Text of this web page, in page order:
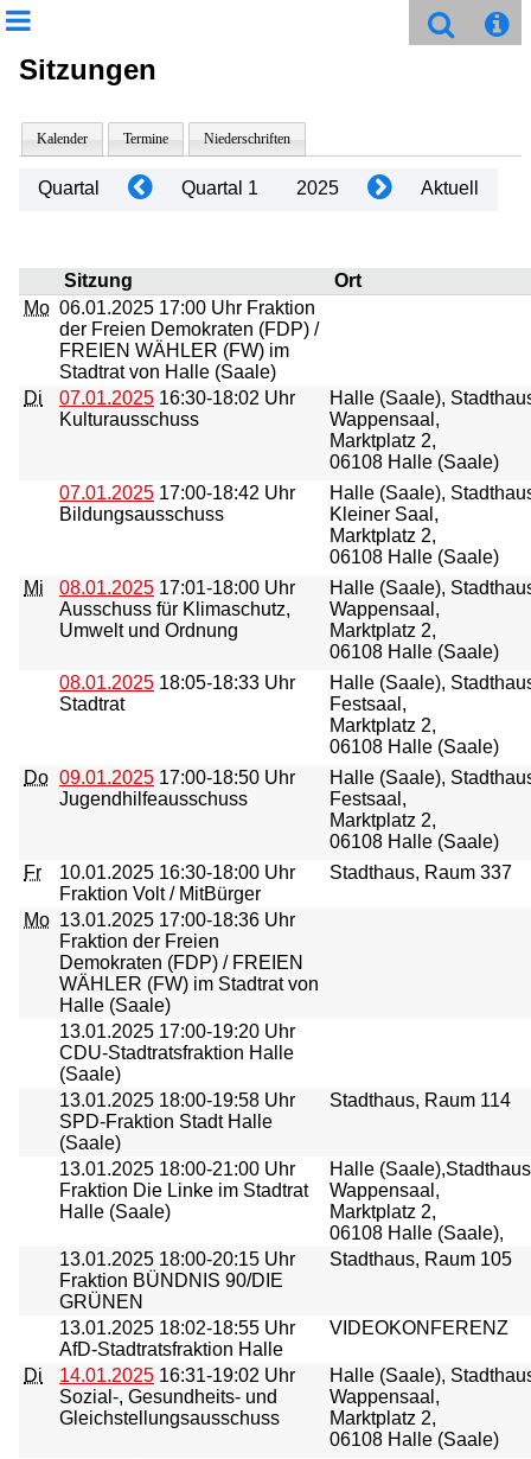
Sitzungen
Kalender Termine Niederschriften
Quartal Quartal 1 2025 Aktuell
Sitzung
Ort
Mo 06.01.2025 17:00 Uhr Fraktion
der Freien Demokraten (FDP) /
FREIEN WÄHLER (FW) im
Stadtrat von Halle (Saale)
Di
07.01.2025 16:30-18:02 Uhr
Kulturausschuss
Halle (Saale),
Wappensaal,
Marktplatz 2,
06108 Halle (Saale)
07.01.2025 17:00-18:42 Uhr
Bildungsausschuss
Halle (Saale),
Kleiner Saal,
Marktplatz 2,
06108 Halle (Saale)
Mi
08.01.2025 17:01-18:00 Uhr
Ausschuss für Klimaschutz,
Umwelt und Ordnung
Halle (Saale),
Wappensaal,
Marktplatz 2,
06108 Halle (Saale)
08.01.2025 18:05-18:33 Uhr
Stadtrat
Halle (Saale),
Festsaal,
Marktplatz 2,
06108 Halle (Saale)
Do 09.01.2025 17:00-18:50 Uhr
Jugendhilfeausschuss
Halle (Saale),
Festsaal,
Marktplatz 2,
06108 Halle (Saale)
Fr
10.01.2025 16:30-18:00 Uhr
Fraktion Volt / MitBürger
Stadthaus, Raum 337
Mo 13.01.2025 17:00-18:36 Uhr
Fraktion der Freien
Demokraten (FDP) / FREIEN
WÄHLER (FW) im Stadtrat von
Halle (Saale)
13.01.2025 17:00-19:20 Uhr
CDU-Stadtratsfraktion Halle
(Saale)
13.01.2025 18:00-19:58 Uhr
SPD-Fraktion Stadt Halle
(Saale)
Stadthaus, Raum 114
13.01.2025 18:00-21:00 Uhr
Fraktion Die Linke im Stadtrat
Halle (Saale)
Halle
Wappensaal,
Marktplatz 2,
06108 Halle (Saale),
13.01.2025 18:00-20:15 Uhr
Fraktion BÜNDNIS 90/DIE
GRÜNEN
Stadthaus, Raum 105
13.01.2025 18:02-18:55 Uhr
AfD-Stadtratsfraktion Halle
VIDEOKONFERENZ
Di 14.01.2025 16:31-19:02 Uhr
Sozial-, Gesundheits- und
Gleichstellungsausschuss
Halle (Saale),
Wappensaal,
Marktplatz 2,
06108 Halle (Saale)